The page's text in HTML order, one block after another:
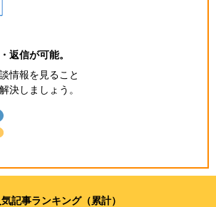
返信が可能。
情報を見ること
決しましょう。
気記事ランキング（累計）